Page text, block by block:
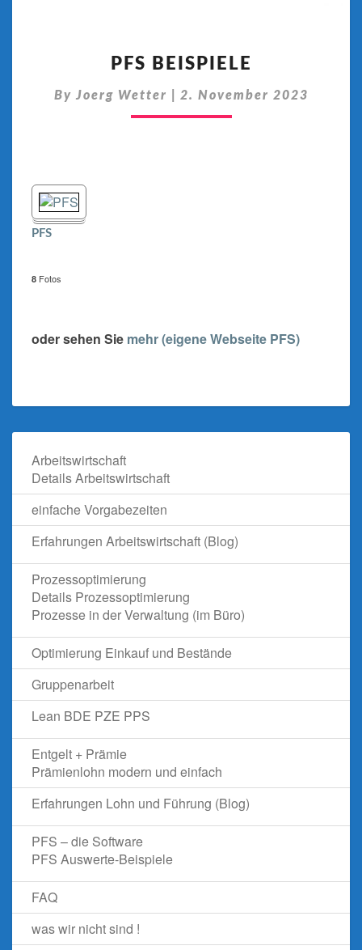
BEISPIELE
PFS BEISPIELE
By Joerg Wetter 2. November 2023
PFS
8 Fotos
oder sehen Sie mehr (eigene Webseite PFS)
Arbeitswirtschaft
Details Arbeitswirtschaft
einfache Vorgabezeiten
Erfahrungen Arbeitswirtschaft (Blog)
Prozessoptimierung
Details Prozessoptimierung
Prozesse in der Verwaltung (im Büro)
Optimierung Einkauf und Bestände
Gruppenarbeit
Lean BDE PZE PPS
Entgelt + Prämie
Prämienlohn modern und einfach
Erfahrungen Lohn und Führung (Blog)
PFS – die Software
PFS Auswerte-Beispiele
FAQ
was wir nicht sind !